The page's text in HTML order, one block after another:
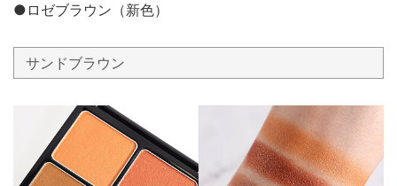
●ロゼブラウン（新色）
サンドブラウン